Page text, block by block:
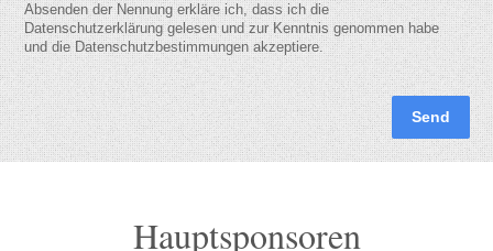
Absenden der Nennung erkläre ich, dass ich die
Datenschutzerklärung gelesen und zur Kenntnis genommen habe
und die Datenschutzbestimmungen akzeptiere.
Send
Hauptsponsoren